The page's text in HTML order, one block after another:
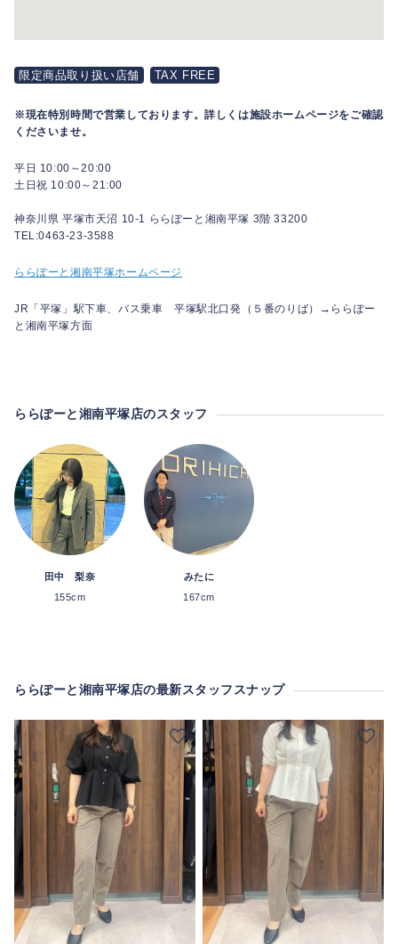
限定商品取り扱い店舗 TAX FREE
※現在特別時間で営業しております。詳しくは施設ホームページをご確認
くださいませ。
平日 10:00～20:00
土日祝 10:00～21:00
神奈川県 平塚市天沼 10-1 ららぽーと湘南平塚 3階 33200
TEL:0463-23-3588
ららぽーと湘南平塚ホームページ
JR「平塚」駅下車、バス乗車 平塚駅北口発（５番のりば）→ららぽー
と湘南平塚方面
ららぽーと湘南平塚店のスタッフ
田中 梨奈
155cm
みたに
167cm
ららぽーと湘南平塚店の最新スタッフスナップ